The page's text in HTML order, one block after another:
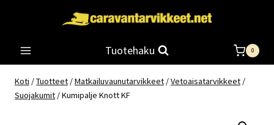
Tuotehaku 0
Koti /Tuotteet /Matkailuvaunutarvikkeet /Vetoaisatarvikkeet /
Suojakumit /Kumipalje Knott KF